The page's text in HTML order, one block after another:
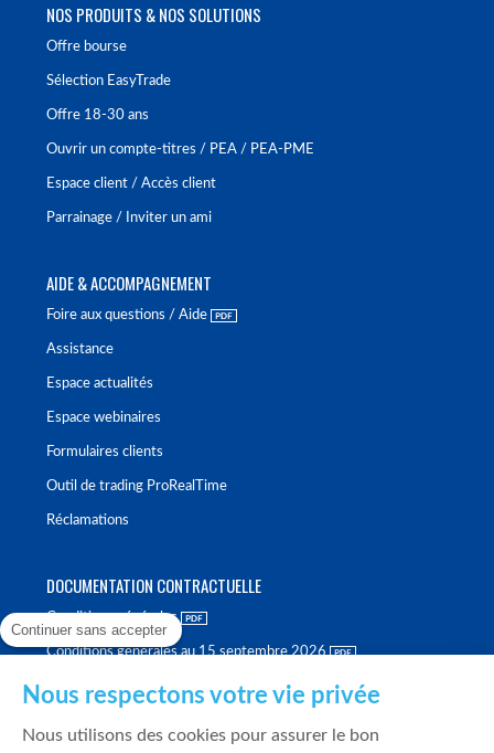
NOS PRODUITS & NOS SOLUTIONS
Offre bourse
Sélection EasyTrade
Offre 18-30 ans
Ouvrir un compte-titres / PEA / PEA-PME
Espace client / Accès client
Parrainage / Inviter un ami
AIDE & ACCOMPAGNEMENT
Foire aux questions / Aide
Assistance
Espace actualités
Espace webinaires
Formulaires clients
Outil de trading ProRealTime
Réclamations
DOCUMENTATION CONTRACTUELLE
Conditions générales
Conditions générales au 15 septembre 2026
Continuer sans accepter
Nous respectons votre vie privée
Nous utilisons des cookies pour assurer le bon